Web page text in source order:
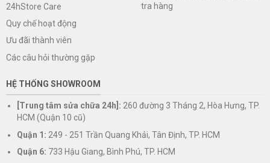
24hStore Care
Quy chế hoạt động
Ưu đãi thành viên
Các câu hỏi thường gặp
tra hàng
HỆ THỐNG SHOWROOM
[Trung tâm sửa chữa 24h]: 260 đường 3 Tháng 2, Hòa Hưng, TP.
HCM (Quận 10 cũ)
Quận 1: 249 - 251 Trần Quang Khải, Tân Định, TP. HCM
Quận 6: 733 Hậu Giang, Bình Phú, TP. HCM